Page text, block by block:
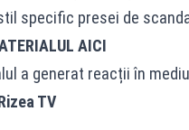
specific presei de
AICI
a generat reacții în
TV